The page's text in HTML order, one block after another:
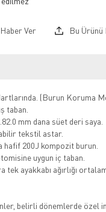
Ver Bu Ürünü
(Burun Koruma
taban.
mm dana süet deri saya.
tekstil astar.
hafif 200J kompozit burun.
uygun iç taban.
tek ayakkabı ağırlığı
belirli dönemlerde özel